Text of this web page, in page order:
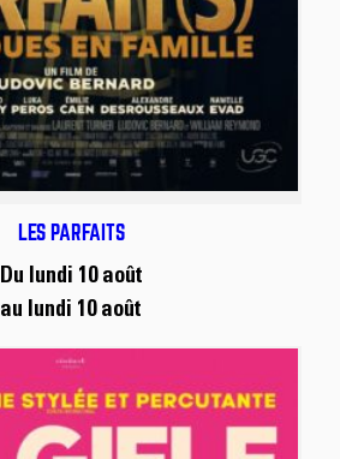
LES PARFAITS
Du lundi 10 août
au lundi 10 août